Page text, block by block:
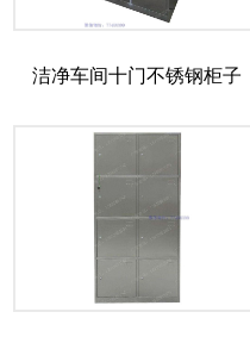
洁净车间十门不锈钢柜子